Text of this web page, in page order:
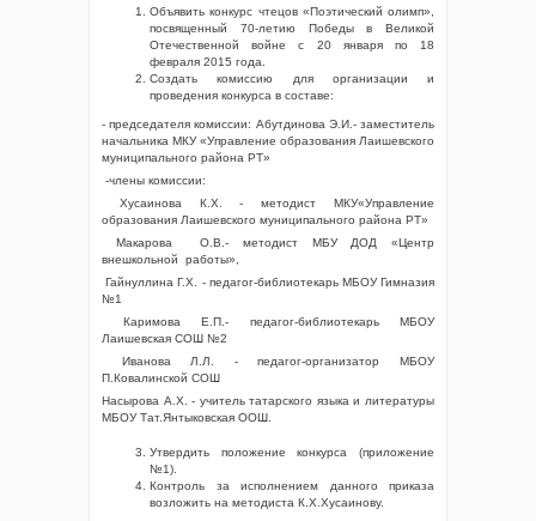
Объявить конкурс чтецов «Поэтический олимп»,
посвященный 70-летию Победы в Великой
Отечественной войне с 20 января по 18
февраля 2015 года.
Создать комиссию для организации и
проведения конкурса в составе:
- председателя комиссии: Абутдинова Э.И.- заместитель
начальника МКУ «Управление образования Лаишевского
муниципального района РТ»
-члены комиссии:
Хусаинова К.Х. - методист МКУ«Управление
образования Лаишевского муниципального района РТ»
Макарова О.В.- методист МБУ ДОД «Центр
внешкольной работы»,
Гайнуллина Г.Х. - педагог-библиотекарь МБОУ Гимназия
№1
Каримова Е.П.- педагог-библиотекарь МБОУ
Лаишевская СОШ №2
Иванова Л.Л. - педагог-организатор МБОУ
П.Ковалинской СОШ
Насырова А.Х. - учитель татарского языка и литературы
МБОУ Тат.Янтыковская ООШ.
Утвердить положение конкурса (приложение
№1).
Контроль за исполнением данного приказа
возложить на методиста К.Х.Хусаинову.